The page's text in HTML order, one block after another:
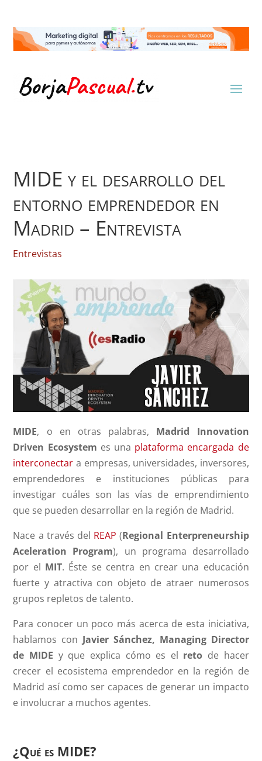
MIDE y el desarrollo del
entorno emprendedor en
Madrid – Entrevista
Entrevistas
MIDE, o en otras palabras, Madrid Innovation
Driven Ecosystem es una plataforma encargada de
interconectar a empresas, universidades, inversores,
emprendedores e instituciones públicas para
investigar cuáles son las vías de emprendimiento
que se pueden desarrollar en la región de Madrid.
Nace a través del REAP (Regional Enterpreneurship
Aceleration Program), un programa desarrollado
por el MIT. Éste se centra en crear una educación
fuerte y atractiva con objeto de atraer numerosos
grupos repletos de talento.
Para conocer un poco más acerca de esta iniciativa,
hablamos conJavier Sánchez, Managing Director
de MIDE y que explica cómo es el reto de hacer
crecer el ecosistema emprendedor en la región de
Madrid así como ser capaces de generar un impacto
e involucrar a muchos agentes.
¿Qué es MIDE?